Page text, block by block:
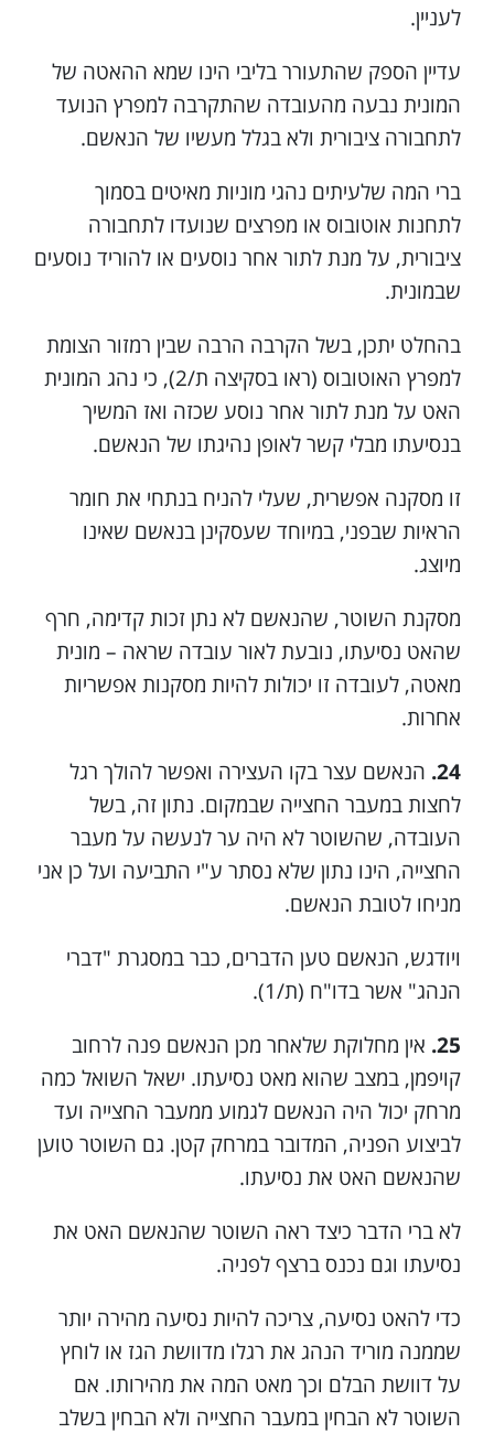
לעניין.
עדיין הספק שהתעורר בליבי הינו שמא ההאטה של
המונית נבעה מהעובדה שהתקרבה למפרץ הנועד
לתחבורה ציבורית ולא בגלל מעשיו של הנאשם.
ברי המה שלעיתים נהגי מוניות מאיטים בסמוך
לתחנות אוטובוס או מפרצים שנועדו לתחבורה
ציבורית, על מנת לתור אחר נוסעים או להוריד נוסעים
שבמונית.
בהחלט יתכן, בשל הקרבה הרבה שבין רמזור הצומת
למפרץ האוטובוס (ראו בסקיצה ת/2), כי נהג המונית
האט על מנת לתור אחר נוסע שכזה ואז המשיך
בנסיעתו מבלי קשר לאופן נהיגתו של הנאשם.
זו מסקנה אפשרית, שעלי להניח בנתחי את חומר
הראיות שבפני, במיוחד שעסקינן בנאשם שאינו
מיוצג.
מסקנת השוטר, שהנאשם לא נתן זכות קדימה, חרף
שהאט נסיעתו, נובעת לאור עובדה שראה – מונית
מאטה, לעובדה זו יכולות להיות מסקנות אפשריות
אחרות.
24. הנאשם עצר בקו העצירה ואפשר להולך רגל
לחצות במעבר החצייה שבמקום. נתון זה, בשל
העובדה, שהשוטר לא היה ער לנעשה על מעבר
החצייה, הינו נתון שלא נסתר ע"י התביעה ועל כן אני
מניחו לטובת הנאשם.
ויודגש, הנאשם טען הדברים, כבר במסגרת "דברי
הנהג" אשר בדו"ח (ת/1).
25. אין מחלוקת שלאחר מכן הנאשם פנה לרחוב
קויפמן, במצב שהוא מאט נסיעתו. ישאל השואל כמה
מרחק יכול היה הנאשם לגמוע ממעבר החצייה ועד
לביצוע הפניה, המדובר במרחק קטן. גם השוטר טוען
שהנאשם האט את נסיעתו.
לא ברי הדבר כיצד ראה השוטר שהנאשם האט את
נסיעתו וגם נכנס ברצף לפניה.
כדי להאט נסיעה, צריכה להיות נסיעה מהירה יותר
שממנה מוריד הנהג את רגלו מדוושת הגז או לוחץ
על דוושת הבלם וכך מאט המה את מהירותו. אם
השוטר לא הבחין במעבר החצייה ולא הבחין בשלב